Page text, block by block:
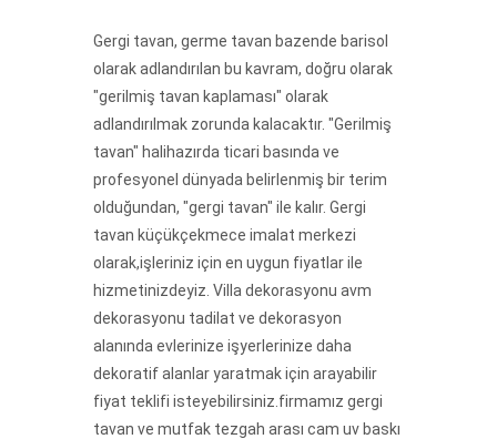
Gergi tavan, germe tavan bazende barisol
olarak adlandırılan bu kavram, doğru olarak
"gerilmiş tavan kaplaması" olarak
adlandırılmak zorunda kalacaktır. "Gerilmiş
tavan" halihazırda ticari basında ve
profesyonel dünyada belirlenmiş bir terim
olduğundan, "gergi tavan" ile kalır. Gergi
tavan küçükçekmece imalat merkezi
olarak,işleriniz için en uygun fiyatlar ile
hizmetinizdeyiz. Villa dekorasyonu avm
dekorasyonu tadilat ve dekorasyon
alanında evlerinize işyerlerinize daha
dekoratif alanlar yaratmak için arayabilir
fiyat teklifi isteyebilirsiniz.firmamız gergi
tavan ve mutfak tezgah arası cam uv baskı